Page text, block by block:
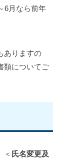
6月なら前年
ありますの
類についてご
＜ 氏名変更及